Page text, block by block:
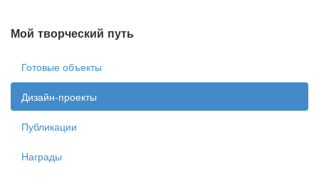
Мой творческий путь
Готовые объекты
Дизайн-проекты
Публикации
Награды